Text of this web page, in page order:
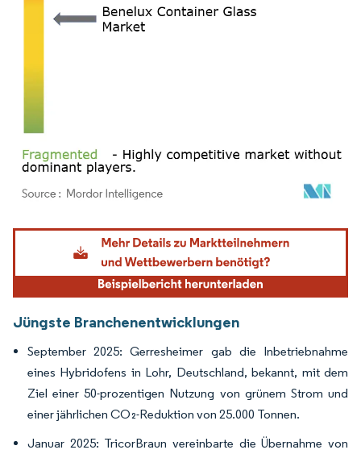
Bild © Mordor Intelligence. Wiederverwendung erfordert Namensnennung gemäß
Jüngste Branchenentwicklungen
September 2025: Gerresheimer gab die Inbetriebnahme
eines Hybridofens in Lohr, Deutschland, bekannt, mit dem
Ziel einer 50-prozentigen Nutzung von grünem Strom und
einer jährlichen CO₂-Reduktion von 25.000 Tonnen.
Januar 2025: TricorBraun vereinbarte die Übernahme von